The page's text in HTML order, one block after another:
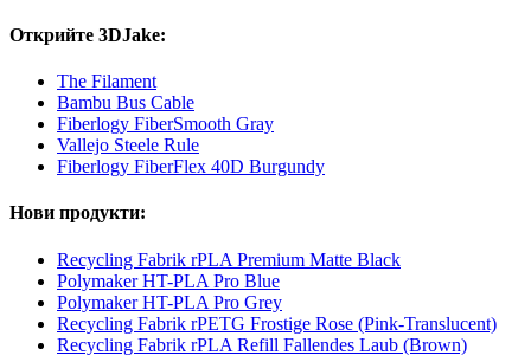
Открийте 3DJake:
The Filament
Bambu Bus Cable
Fiberlogy FiberSmooth Gray
Vallejo Steele Rule
Fiberlogy FiberFlex 40D Burgundy
Нови продукти:
Recycling Fabrik rPLA Premium Matte Black
Polymaker HT-PLA Pro Blue
Polymaker HT-PLA Pro Grey
Recycling Fabrik rPETG Frostige Rose (Pink-Translucent)
Recycling Fabrik rPLA Refill Fallendes Laub (Brown)